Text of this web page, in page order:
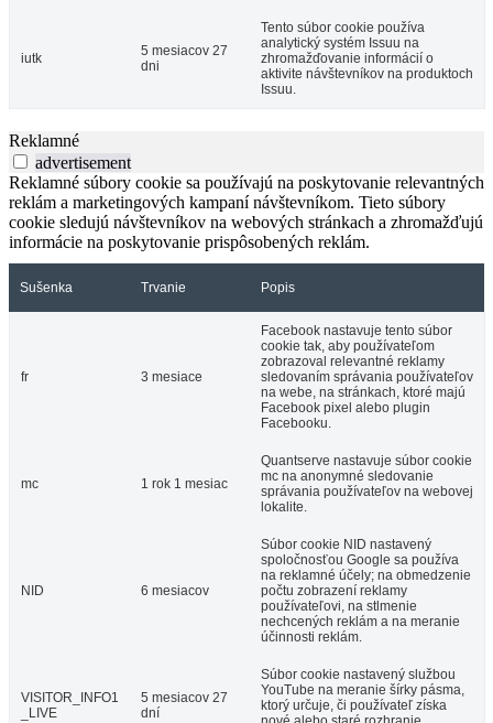
iutk
5 mesiacov 27
dni
Tento súbor cookie používa
analytický systém Issuu na
zhromažďovanie informácií o
aktivite návštevníkov na produktoch
Issuu.
Reklamné
advertisement
Reklamné súbory cookie sa používajú na poskytovanie relevantných
reklám a marketingových kampaní návštevníkom. Tieto súbory
cookie sledujú návštevníkov na webových stránkach a zhromažďujú
informácie na poskytovanie prispôsobených reklám.
Sušenka Trvanie Popis
fr 3 mesiace
Facebook nastavuje tento súbor
cookie tak, aby používateľom
zobrazoval relevantné reklamy
sledovaním správania používateľov
na webe, na stránkach, ktoré majú
Facebook pixel alebo plugin
Facebooku.
mc 1 rok 1 mesiac
Quantserve nastavuje súbor cookie
mc na anonymné sledovanie
správania používateľov na webovej
lokalite.
NID 6 mesiacov
Súbor cookie NID nastavený
spoločnosťou Google sa používa
na reklamné účely; na obmedzenie
počtu zobrazení reklamy
používateľovi, na stlmenie
nechcených reklám a na meranie
účinnosti reklám.
VISITOR_INFO1
_LIVE
5 mesiacov 27
dní
Súbor cookie nastavený službou
YouTube na meranie šírky pásma,
ktorý určuje, či používateľ získa